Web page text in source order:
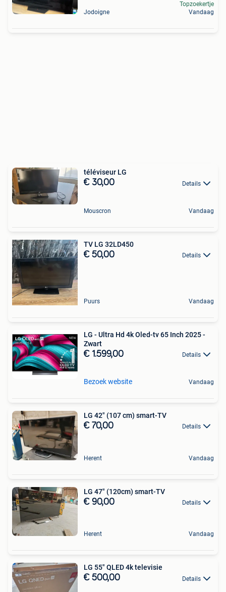
Jodoigne
Topzoekertje
Vandaag
téléviseur LG
€ 30,00 Details
Mouscron Vandaag
TV LG 32LD450
€ 50,00 Details
Puurs Vandaag
LG - Ultra Hd 4k Oled-tv 65 Inch 2025 -
Zwart
€ 1.599,00 Details
Bezoek website Vandaag
LG 42" (107 cm) smart-TV
€ 70,00 Details
Herent Vandaag
LG 47" (120cm) smart-TV
€ 90,00 Details
Herent Vandaag
LG 55" QLED 4k televisie
€ 500,00 Details